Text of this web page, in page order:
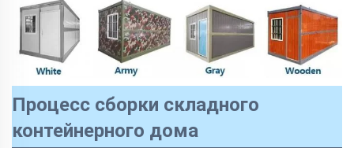
Процесс сборки складного
контейнерного дома